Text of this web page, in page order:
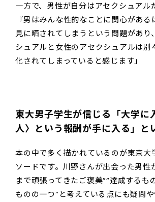
一方で、男性が自分はアセクシュアル
『男はみんな性的なことに関心がある
見に晒されてしまうという問題があり
シュアルと女性のアセクシュアルは別
化されてしまっていると感じます」
東大男子学生が信じる「大学に
人〉という報酬が手に入る」と
本の中で多く描かれているのが東京大
ソードです。川野さんが出会った男性
まで頑張ってきたご褒美”“達成するも
ものの一つ”と考えている点にも疑問